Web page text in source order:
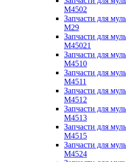
M4502
Запчасти для
M29
Запчасти для
M45021
Запчасти для
M4510
Запчасти для
M4511
Запчасти для
M4512
Запчасти для
M4513
Запчасти для
M4515
Запчасти для
M4524